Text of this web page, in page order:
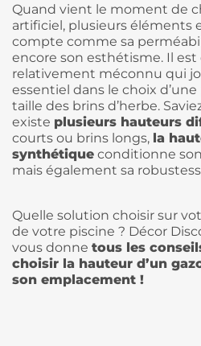
Quand vient le moment de
artificiel, plusieurs éléments
compte comme sa
encore son esthétisme. Il
relativement méconnu qui
essentiel dans le choix
taille des brins d’herbe.
existe plusieurs hauteurs
courts ou brins longs, la
synthétique conditionne
mais également sa
Quelle solution choisir sur
de votre piscine ? Décor
vous donne tous les
choisir la hauteur d’un
son emplacement !